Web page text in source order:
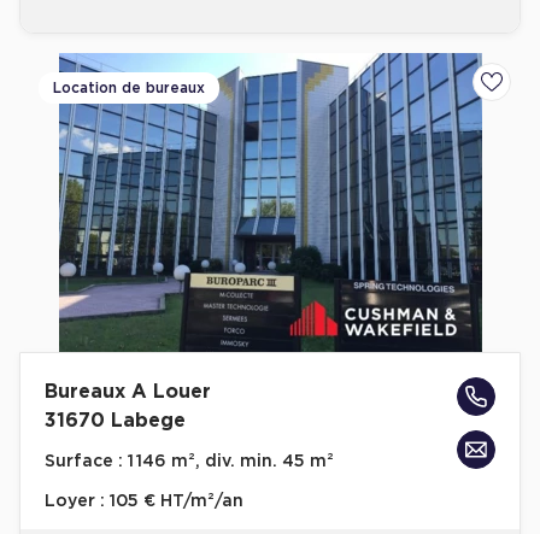
Location de bureaux
Bureaux A Louer
31670 Labege
Surface : 1 146 m², div. min. 45 m²
Loyer : 105 € HT/m²/an